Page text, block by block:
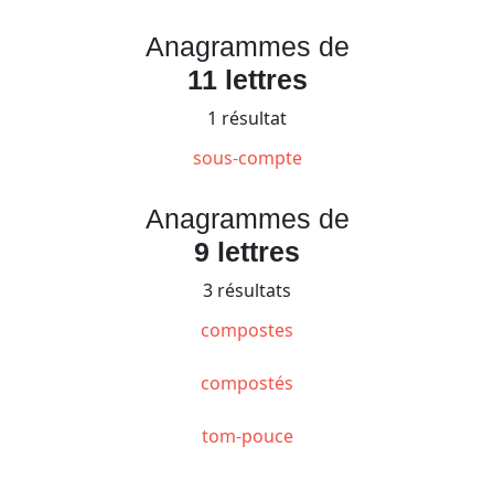
Anagrammes de
11 lettres
1 résultat
sous-compte
Anagrammes de
9 lettres
3 résultats
compostes
compostés
tom-pouce